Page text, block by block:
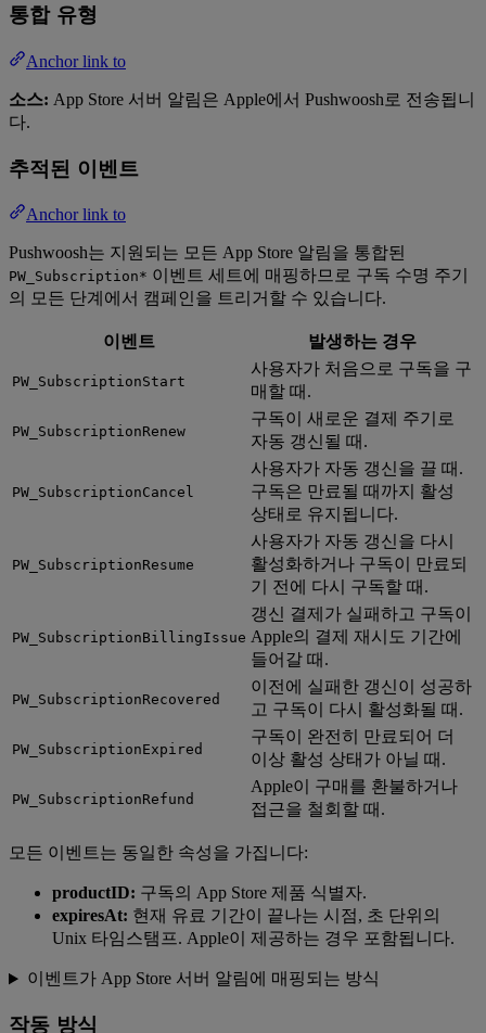
통합 유형
Anchor link to
소스: App Store 서버 알림은 Apple에서 Pushwoosh로 전송됩니
다.
추적된 이벤트
Anchor link to
Pushwoosh는 지원되는 모든 App Store 알림을 통합된
PW_Subscription* 이벤트 세트에 매핑하므로 구독 수명 주기
의 모든 단계에서 캠페인을 트리거할 수 있습니다.
이벤트 발생하는 경우
PW_SubscriptionStart
사용자가 처음으로 구독을 구
매할 때.
PW_SubscriptionRenew
구독이 새로운 결제 주기로
자동 갱신될 때.
PW_SubscriptionCancel
사용자가 자동 갱신을 끌 때.
구독은 만료될 때까지 활성
상태로 유지됩니다.
PW_SubscriptionResume
사용자가 자동 갱신을 다시
활성화하거나 구독이 만료되
기 전에 다시 구독할 때.
PW_SubscriptionBillingIssue
갱신 결제가 실패하고 구독이
Apple의 결제 재시도 기간에
들어갈 때.
PW_SubscriptionRecovered
이전에 실패한 갱신이 성공하
고 구독이 다시 활성화될 때.
PW_SubscriptionExpired
구독이 완전히 만료되어 더
이상 활성 상태가 아닐 때.
PW_SubscriptionRefund
Apple이 구매를 환불하거나
접근을 철회할 때.
모든 이벤트는 동일한 속성을 가집니다:
productID: 구독의 App Store 제품 식별자.
expiresAt: 현재 유료 기간이 끝나는 시점, 초 단위의
Unix 타임스탬프. Apple이 제공하는 경우 포함됩니다.
이벤트가 App Store 서버 알림에 매핑되는 방식
작동 방식